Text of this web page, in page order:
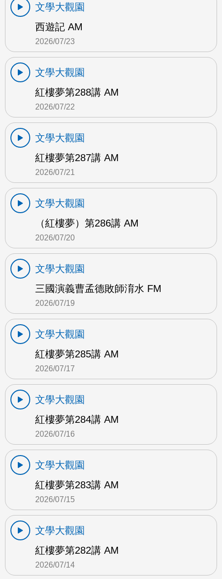
文學大觀園
西遊記 AM
2026/07/23
文學大觀園
紅樓夢第288講 AM
2026/07/22
文學大觀園
紅樓夢第287講 AM
2026/07/21
文學大觀園
（紅樓夢）第286講 AM
2026/07/20
文學大觀園
三國演義曹孟德敗師淯水 FM
2026/07/19
文學大觀園
紅樓夢第285講 AM
2026/07/17
文學大觀園
紅樓夢第284講 AM
2026/07/16
文學大觀園
紅樓夢第283講 AM
2026/07/15
文學大觀園
紅樓夢第282講 AM
2026/07/14